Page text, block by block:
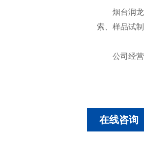
烟台润龙制
索、样品试
公司经营范
在线咨询